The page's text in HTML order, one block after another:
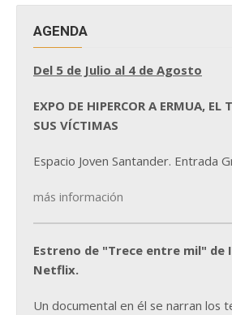
AGENDA
Del 5 de Julio al 4 de Agosto
EXPO DE HIPERCOR A ERMUA, EL
SUS VÍCTIMAS
Espacio Joven Santander. Entrada
más información
Estreno de "Trece entre mil" de
Netflix.
Un documental en él se narran los